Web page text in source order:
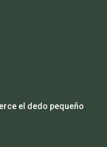
el dedo pequeño